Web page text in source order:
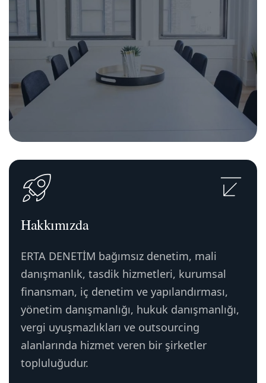
Hakkımızda
ERTA DENETİM bağımsız denetim, mali
danışmanlık, tasdik hizmetleri, kurumsal
finansman, iç denetim ve yapılandırması,
yönetim danışmanlığı, hukuk danışmanlığı,
vergi uyuşmazlıkları ve outsourcing
alanlarında hizmet veren bir şirketler
topluluğudur.